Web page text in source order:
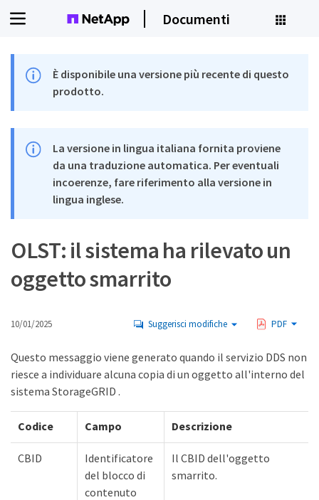
Documenti
È disponibile una versione più recente di questo
prodotto.
La versione in lingua italiana fornita proviene
da una traduzione automatica. Per eventuali
incoerenze, fare riferimento alla versione in
lingua inglese.
OLST: il sistema ha rilevato un
oggetto smarrito
10/01/2025 Suggerisci modifiche PDF
Questo messaggio viene generato quando il servizio DDS non
riesce a individuare alcuna copia di un oggetto all'interno del
sistema StorageGRID .
Codice Campo Descrizione
CBID
Identificatore
del blocco di
contenuto
Il CBID dell'oggetto
smarrito.